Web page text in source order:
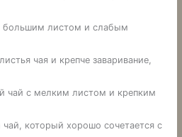
большим листом и слабым
чая и крепче заваривание,
чай с мелким листом и крепким
чай, который хорошо сочетается с